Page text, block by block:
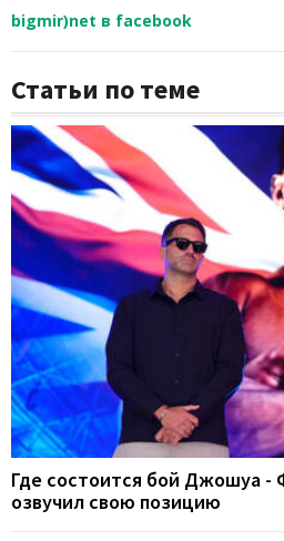
bigmir)net в facebook
Статьи по теме
Где состоится бой Джошуа -
озвучил свою позицию